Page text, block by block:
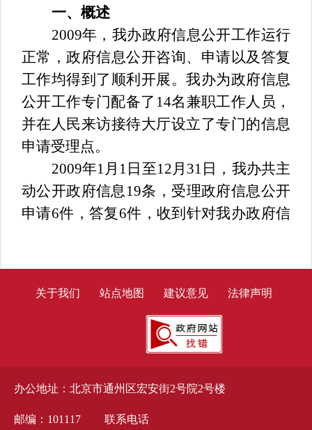
一、概述
2009年，我办政府信息公开工作运行
正常，政府信息公开咨询、申请以及答复
工作均得到了顺利开展。我办为政府信息
公开工作专门配备了14名兼职工作人员，
并在人民来访接待大厅设立了专门的信息
申请受理点。
2009年1月1日至12月31日，我办共主
动公开政府信息19条，受理政府信息公开
申请6件，答复6件，收到针对我办政府信
2009年1月1日至12月31日，我办共主
动公开政府信息19条，其中全文电子化率
息3条，占总体比例的15.79%；业务动态
类信息16条，占总体比例的84.21%。
办公地址：北京市通州区宏安街2号院2号楼
邮编：101117 联系电话
关于我们 站点地图 建议意见 法律声明